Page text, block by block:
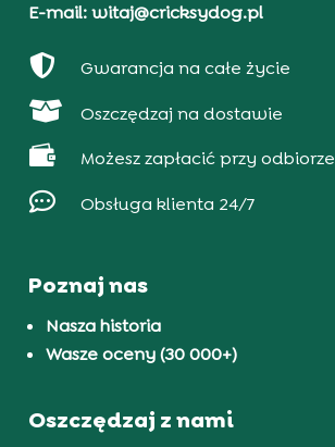
E-mail: witaj@cricksydog.pl
 Gwarancja na całe życie
 Oszczędzaj na dostawie
 Możesz zapłacić przy odbiorze
 Obsługa klienta 24/7
Poznaj nas
Nasza historia
Wasze oceny (30 000+)
Oszczędzaj z nami